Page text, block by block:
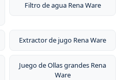
Filtro de agua Rena Ware
Extractor de jugo Rena Ware
Juego de Ollas grandes Rena
Ware